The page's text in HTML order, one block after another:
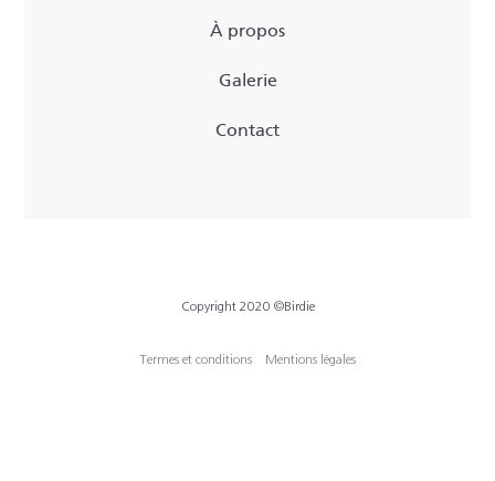
À propos
Galerie
Contact
Copyright 2020 ©Birdie
Termes et conditions Mentions légales